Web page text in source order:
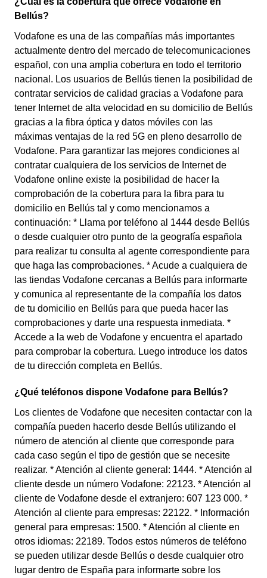
Bellús?
Vodafone es una de las compañías más importantes
actualmente dentro del mercado de telecomunicaciones
español, con una amplia cobertura en todo el territorio
nacional. Los usuarios de Bellús tienen la posibilidad de
contratar servicios de calidad gracias a Vodafone para
tener Internet de alta velocidad en su domicilio de Bellús
gracias a la fibra óptica y datos móviles con las
máximas ventajas de la red 5G en pleno desarrollo de
Vodafone. Para garantizar las mejores condiciones al
contratar cualquiera de los servicios de Internet de
Vodafone online existe la posibilidad de hacer la
comprobación de la cobertura para la fibra para tu
domicilio en Bellús tal y como mencionamos a
continuación: * Llama por teléfono al 1444 desde Bellús
o desde cualquier otro punto de la geografía española
para realizar tu consulta al agente correspondiente para
que haga las comprobaciones. * Acude a cualquiera de
las tiendas Vodafone cercanas a Bellús para informarte
y comunica al representante de la compañía los datos
de tu domicilio en Bellús para que pueda hacer las
comprobaciones y darte una respuesta inmediata. *
Accede a la web de Vodafone y encuentra el apartado
para comprobar la cobertura. Luego introduce los datos
de tu dirección completa en Bellús.
¿Qué teléfonos dispone Vodafone para Bellús?
Los clientes de Vodafone que necesiten contactar con la
compañía pueden hacerlo desde Bellús utilizando el
número de atención al cliente que corresponde para
cada caso según el tipo de gestión que se necesite
realizar. * Atención al cliente general: 1444. * Atención al
cliente desde un número Vodafone: 22123. * Atención al
cliente de Vodafone desde el extranjero: 607 123 000. *
Atención al cliente para empresas: 22122. * Información
general para empresas: 1500. * Atención al cliente en
otros idiomas: 22189. Todos estos números de teléfono
se pueden utilizar desde Bellús o desde cualquier otro
lugar dentro de España para informarte sobre los